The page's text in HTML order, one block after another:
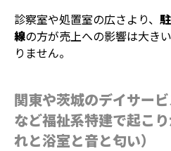
診察室や処置室の広さより、
線の方が売上への影響は大き
りません。
関東や茨城のデイサー
など福祉系特建で起こ
れと浴室と音と匂い）